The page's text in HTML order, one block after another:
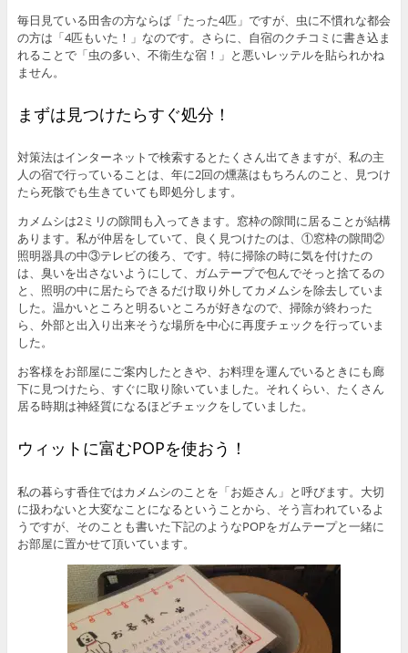
毎日見ている田舎の方ならば「たった4匹」ですが、虫に不慣れな都会
の方は「4匹もいた！」なのです。さらに、自宿のクチコミに書き込ま
れることで「虫の多い、不衛生な宿！」と悪いレッテルを貼られかね
ません。
まずは見つけたらすぐ処分！
対策法はインターネットで検索するとたくさん出てきますが、私の主
人の宿で行っていることは、年に2回の燻蒸はもちろんのこと、見つけ
たら死骸でも生きていても即処分します。
カメムシは2ミリの隙間も入ってきます。窓枠の隙間に居ることが結構
あります。私が仲居をしていて、良く見つけたのは、①窓枠の隙間②
照明器具の中③テレビの後ろ、です。特に掃除の時に気を付けたの
は、臭いを出さないようにして、ガムテープで包んでそっと捨てるの
と、照明の中に居たらできるだけ取り外してカメムシを除去していま
した。温かいところと明るいところが好きなので、掃除が終わった
ら、外部と出入り出来そうな場所を中心に再度チェックを行っていま
した。
お客様をお部屋にご案内したときや、お料理を運んでいるときにも廊
下に見つけたら、すぐに取り除いていました。それくらい、たくさん
居る時期は神経質になるほどチェックをしていました。
ウィットに富むPOPを使おう！
私の暮らす香住ではカメムシのことを「お姫さん」と呼びます。大切
に扱わないと大変なことになるということから、そう言われているよ
うですが、そのことも書いた下記のようなPOPをガムテープと一緒に
お部屋に置かせて頂いています。